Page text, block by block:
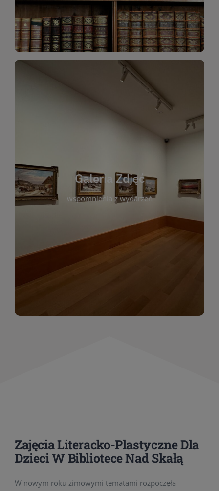
Katalog Zbiorów
Galeria Zdjęć
wspomnienia z wydarzeń
Galeria Zdjęć
wspomnienia z wydarzeń, spotkań i projektów
którym można zobaczyć, jak żyje nasza biblioteka
i jej społeczność. Zdjęcia dokumentują zarówno
uroczyste chwile, jak i codzienne aktywności
czytelników. Regularnie dodajemy nowe galerie,
by każdy mógł powrócić do wyjątkowych
momentów. Zapraszamy do obejrzenia,
wspominania i inspirowania się!
Zajęcia Literacko-Plastyczne Dla
Dzieci W Bibliotece Nad Skałą
W nowym roku zimowymi tematami rozpoczęła